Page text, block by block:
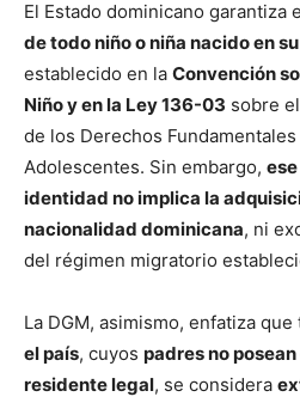
El Estado dominicano garantiza
de todo niño o niña nacido en
establecido en la Convención
Niño y en la Ley 136-03 sobre
de los Derechos
Adolescentes. Sin embargo,
identidad no implica la
nacionalidad dominicana, ni
del régimen migratorio
La DGM, asimismo, enfatiza que
el país, cuyos padres no
residente legal, se considera